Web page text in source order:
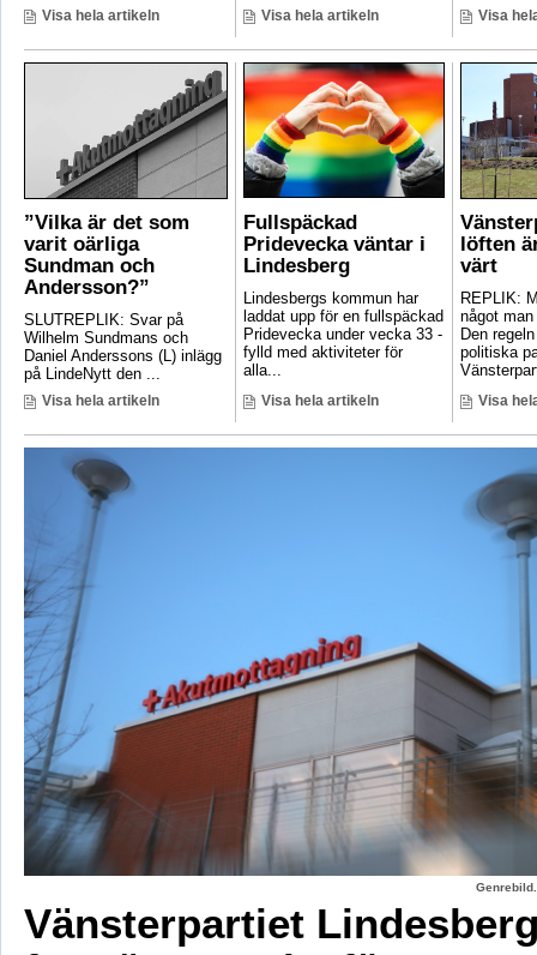
Visa hela artikeln Visa hela artikeln Visa
”Vilka är det som
varit oärliga
Sundman och
Andersson?”
SLUTREPLIK: Svar på
Wilhelm Sundmans och
Daniel Anderssons (L) inlägg
på LindeNytt den ...
Visa hela artikeln
Fullspäckad
Pridevecka väntar i
Lindesberg
Lindesbergs kommun har
laddat upp för en fullspäckad
Pridevecka under vecka 33 -
fylld med aktiviteter för
alla...
Visa hela artikeln
löften
värt
REPLIK:
något
Den
politiska
Visa
Vänsterpartiet